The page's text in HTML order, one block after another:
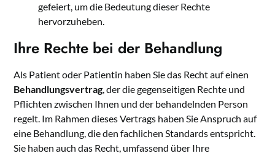
gefeiert, um die Bedeutung dieser Rechte
hervorzuheben.
Ihre Rechte bei der Behandlung
Als Patient oder Patientin haben Sie das Recht auf einen
Behandlungsvertrag, der die gegenseitigen Rechte und
Pflichten zwischen Ihnen und der behandelnden Person
regelt. Im Rahmen dieses Vertrags haben Sie Anspruch auf
eine Behandlung, die den fachlichen Standards entspricht.
Sie haben auch das Recht, umfassend über Ihre